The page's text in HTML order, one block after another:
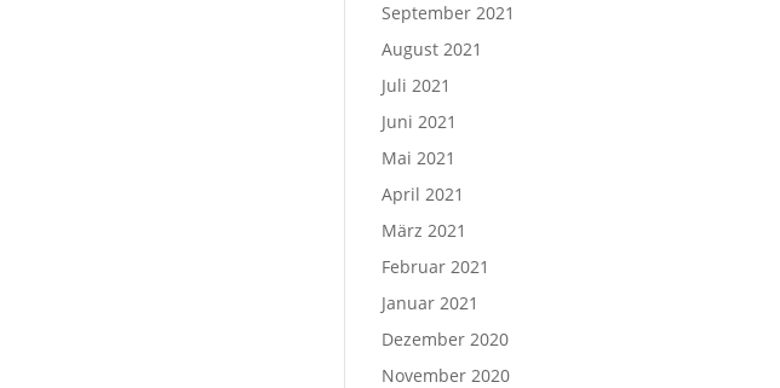
September 2021
August 2021
Juli 2021
Juni 2021
Mai 2021
April 2021
März 2021
Februar 2021
Januar 2021
Dezember 2020
November 2020